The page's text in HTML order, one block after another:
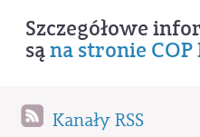
Szczegółowe
sąna stronie COP
Kanały RSS